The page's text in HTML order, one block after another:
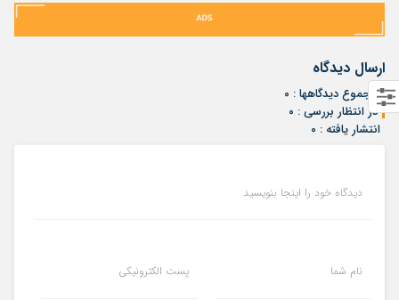
ارسال دیدگاه
مجموع دیدگاهها : ۰
در انتظار بررسی : ۰
انتشار یافته : ۰
دیدگاه خود را اینجا بنویسید
نام شما پست الکترونیکی